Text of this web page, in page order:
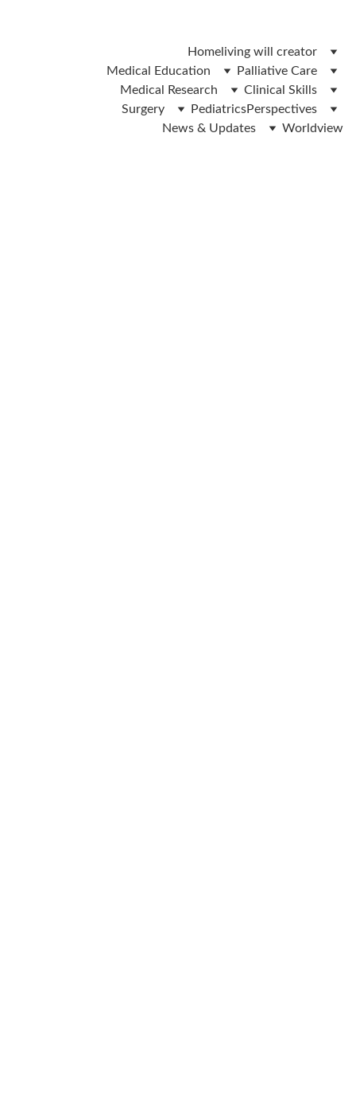
Home living will creator
Medical Education
Palliative Care
Medical Research
Clinical Skills
Surgery
PediatricsPerspectives
News & Updates
Worldview